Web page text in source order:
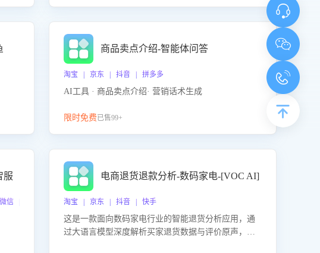
商品卖点介绍-智能体问答
淘宝 | 京东 | 抖音 | 拼多多
AI工具 · 商品卖点介绍· 营销话术生成
限时免费已售99+
服
| 跨平台
电商退货退款分析-数码家电-[VOC AI]
淘宝 | 京东 | 抖音 | 快手
这是一款面向数码家电行业的智能退货分析应用，通
过大语言模型深度解析买家退货数据与评价原声，精